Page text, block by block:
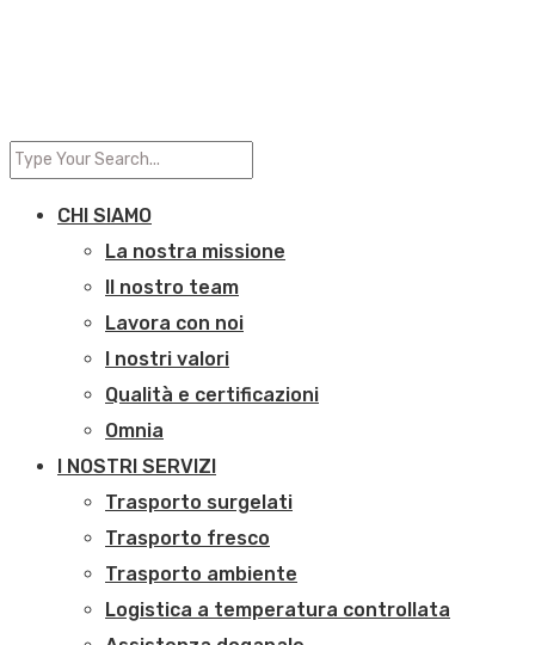
CHI SIAMO
La nostra missione
Il nostro team
Lavora con noi
I nostri valori
Qualità e certificazioni
Omnia
I NOSTRI SERVIZI
Trasporto surgelati
Trasporto fresco
Trasporto ambiente
Logistica a temperatura controllata